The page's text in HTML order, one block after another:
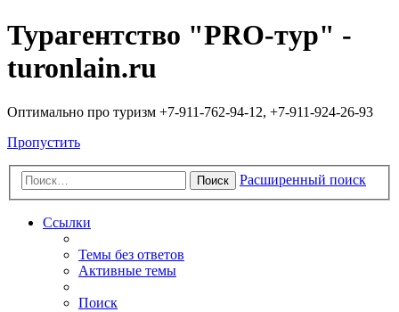
Турагентство "PRO-тур" -
turonlain.ru
Оптимально про туризм +7-911-762-94-12, +7-911-924-26-93
Пропустить
Поиск Расширенный поиск
Ссылки
Темы без ответов
Активные темы
Поиск